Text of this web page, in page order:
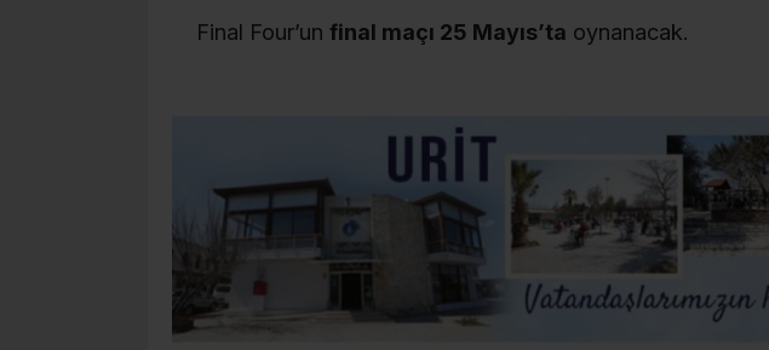
Final Four’un final maçı 25 Mayıs’ta oynanacak.